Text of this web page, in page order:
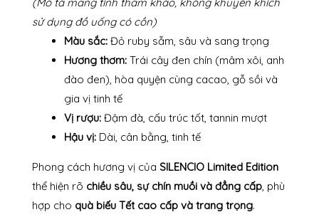
sử dụng đồ uống có cồn)
Màu sắc: Đỏ ruby sẫm, sâu và sang trọng
Hương thơm: Trái cây đen chín (mâm xôi, anh
đào đen), hòa quyện cùng cacao, gỗ sồi và
gia vị tinh tế
Vị rượu: Đậm đà, cấu trúc tốt, tannin mượt
Hậu vị: Dài, cân bằng, tinh tế
Phong cách hương vị của SILENCIO Limited Edition
thể hiện rõ chiều sâu, sự chín muồi và đẳng cấp , phù
hợp cho quà biếu Tết cao cấp và trang trọng.